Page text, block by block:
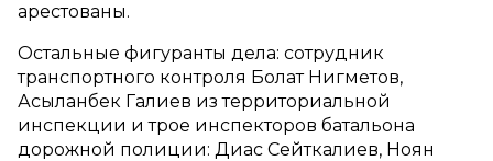
арестованы.
Остальные фигуранты дела: сотрудник
транспортного контроля Болат Нигметов,
Асыланбек Галиев из территориальной
инспекции и трое инспекторов батальона
дорожной полиции: Диас Сейткалиев, Ноян